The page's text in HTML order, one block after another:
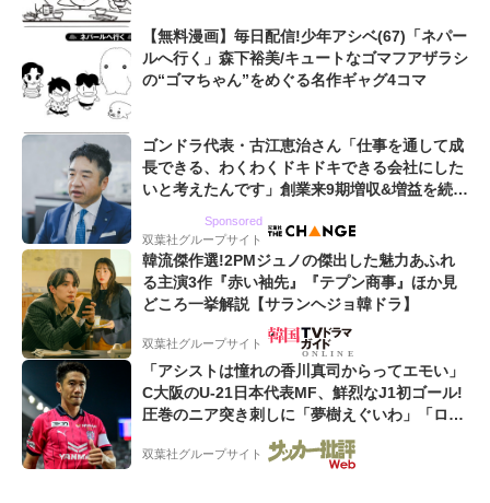
【無料漫画】毎日配信!少年アシベ(67)「ネパー
ルへ行く」森下裕美/キュートなゴマフアザラシ
の“ゴマちゃん”をめぐる名作ギャグ4コマ
ゴンドラ代表・古江恵治さん「仕事を通して成
長できる、わくわくドキドキできる会社にした
いと考えたんです」創業来9期増収&増益を続け
Sponsored
双葉社グループサイト
韓流傑作選!2PMジュノの傑出した魅力あふれ
る主演3作『赤い袖先』『テプン商事』ほか見
どころ一挙解説【サランヘジョ韓ドラ】
双葉社グループサイト
「アシストは憧れの香川真司からってエモい」
C大阪のU-21日本代表MF、鮮烈なJ1初ゴール!
圧巻のニア突き刺しに「夢樹えぐいわ」「ロス
双葉社グループサイト